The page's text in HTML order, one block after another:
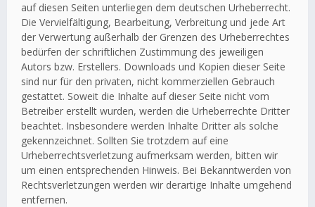
auf diesen Seiten unterliegen dem deutschen Urheberrecht.
Die Vervielfältigung, Bearbeitung, Verbreitung und jede Art
der Verwertung außerhalb der Grenzen des Urheberrechtes
bedürfen der schriftlichen Zustimmung des jeweiligen
Autors bzw. Erstellers. Downloads und Kopien dieser Seite
sind nur für den privaten, nicht kommerziellen Gebrauch
gestattet. Soweit die Inhalte auf dieser Seite nicht vom
Betreiber erstellt wurden, werden die Urheberrechte Dritter
beachtet. Insbesondere werden Inhalte Dritter als solche
gekennzeichnet. Sollten Sie trotzdem auf eine
Urheberrechtsverletzung aufmerksam werden, bitten wir
um einen entsprechenden Hinweis. Bei Bekanntwerden von
Rechtsverletzungen werden wir derartige Inhalte umgehend
entfernen.